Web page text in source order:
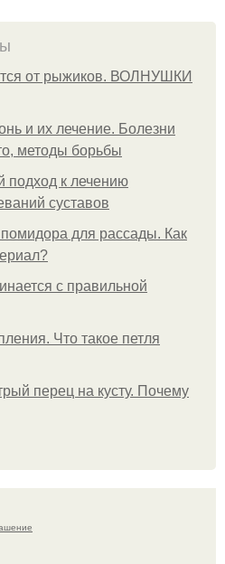
от рыжиков. ВОЛНУШКИ
и их лечение. Болезни
методы борьбы
подход к лечению
суставов
для рассады. Как
с правильной
Что такое петля
перец на кусту. Почему